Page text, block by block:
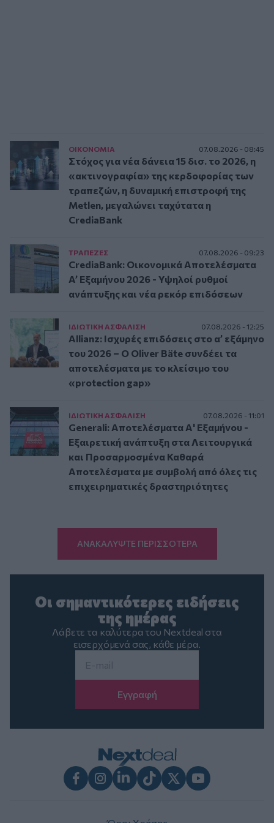
ΟΙΚΟΝΟΜΙΑ 07.08.2026 - 08:45
Στόχος για νέα δάνεια 15 δισ. το 2026, η
«ακτινογραφία» της κερδοφορίας των
τραπεζών, η δυναμική επιστροφή της
Metlen, μεγαλώνει ταχύτατα η
CrediaBank
ΤΡAΠΕΖΕΣ 07.08.2026 - 09:23
CrediaBank: Οικονομικά Αποτελέσματα
A’ Εξαμήνου 2026 - Υψηλοί ρυθμοί
ανάπτυξης και νέα ρεκόρ επιδόσεων
ΙΔΙΩΤΙΚΗ ΑΣΦAΛΙΣΗ 07.08.2026 - 12:25
Allianz: Ισχυρές επιδόσεις στο α’ εξάμηνο
του 2026 – Ο Oliver Bäte συνδέει τα
αποτελέσματα με το κλείσιμο του
«protection gap»
ΙΔΙΩΤΙΚΗ ΑΣΦAΛΙΣΗ 07.08.2026 - 11:01
Generali: Αποτελέσματα Α' Εξαμήνου -
Εξαιρετική ανάπτυξη στα Λειτουργικά
και Προσαρμοσμένα Καθαρά
Αποτελέσματα με συμβολή από όλες τις
επιχειρηματικές δραστηριότητες
ΑΝΑΚΑΛΥΨΤΕ ΠΕΡΙΣΣΟΤΕΡΑ
Οι σημαντικότερες ειδήσεις
της ημέρας
Λάβετε τα καλύτερα του Nextdeal στα
εισερχόμενά σας, κάθε μέρα.